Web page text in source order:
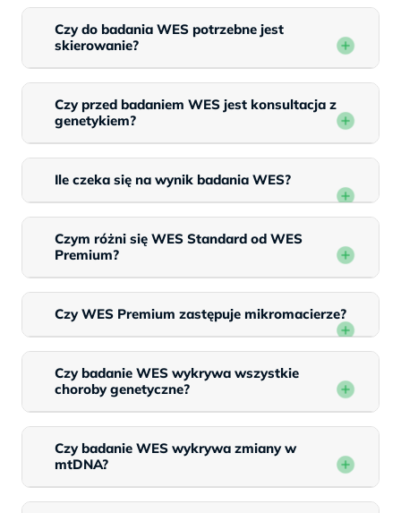
Czy do badania WES potrzebne jest
skierowanie?
Czy przed badaniem WES jest konsultacja z
genetykiem?
Ile czeka się na wynik badania WES?
Czym różni się WES Standard od WES
Premium?
Czy WES Premium zastępuje mikromacierze?
Czy badanie WES wykrywa wszystkie
choroby genetyczne?
Czy badanie WES wykrywa zmiany w
mtDNA?